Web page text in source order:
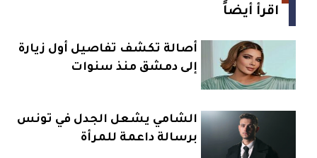
اقرأ أيضاً
أصالة تكشف تفاصيل أول زيارة
إلى دمشق منذ سنوات
الشامي يشعل الجدل في تونس
برسالة داعمة للمرأة